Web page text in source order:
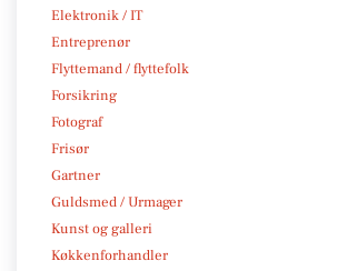
Elektronik / IT
Entreprenør
Flyttemand / flyttefolk
Forsikring
Fotograf
Frisør
Gartner
Guldsmed / Urmager
Kunst og galleri
Køkkenforhandler